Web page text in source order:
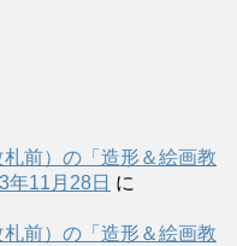
前）の「造形＆絵画教
年11月28日 に
前）の「造形＆絵画教